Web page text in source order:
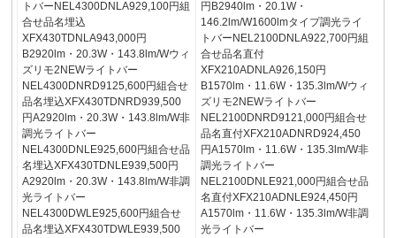
トバーNEL4300DNLA929,100円組
合せ品名埋込
XFX430TDNLA943,000円
B2920lm・20.3W・143.8lm/Wウィ
ズリモ2NEWライトバー
NEL4300DNRD9125,600円組合せ
品名埋込XFX430TDNRD939,500
円A2920lm・20.3W・143.8lm/W非
調光ライトバー
NEL4300DNLE925,600円組合せ品
名埋込XFX430TDNLE939,500円
A2920lm・20.3W・143.8lm/W非調
光ライトバー
NEL4300DWLE925,600円組合せ
品名埋込XFX430TDWLE939,500
円B2940lm・20.1W・
146.2lm/W1600lmタイプ調光ライ
トバーNEL2100DNLA922,700円組
合せ品名直付
XFX210ADNLA926,150円
B1570lm・11.6W・135.3lm/Wウィ
ズリモ2NEWライトバー
NEL2100DNRD9121,000円組合せ
品名直付XFX210ADNRD924,450
円A1570lm・11.6W・135.3lm/W非
調光ライトバー
NEL2100DNLE921,000円組合せ品
名直付XFX210ADNLE924,450円
A1570lm・11.6W・135.3lm/W非調
光ライトバー